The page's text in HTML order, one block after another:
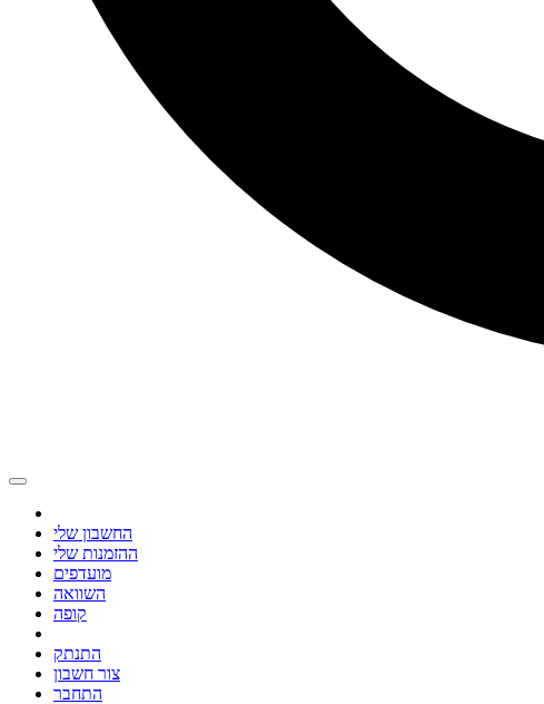
החשבון שלי
ההזמנות שלי
מועדפים
השוואה
קופה
התנתק
צור חשבון
התחבר